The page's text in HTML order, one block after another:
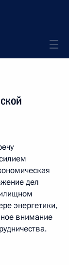
дел
энергетики,
внимание